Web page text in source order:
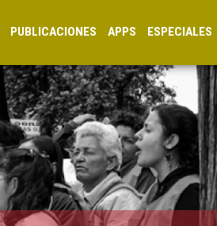
PUBLICACIONES APPS ESPECIALES